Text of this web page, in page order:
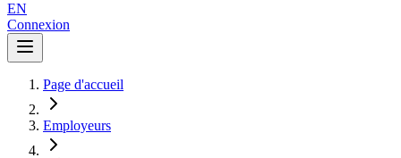
EN
Connexion
Page d'accueil
Employeurs